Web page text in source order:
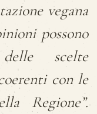
vegana
possono
scelte
con le
Regione”.